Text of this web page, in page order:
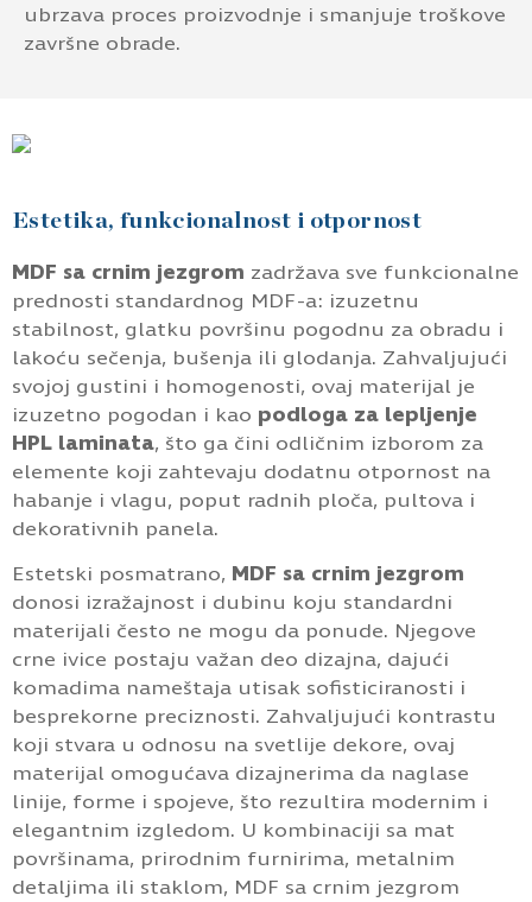
ubrzava proces proizvodnje i smanjuje troškove
završne obrade.
Estetika, funkcionalnost i otpornost
MDF sa crnim jezgrom zadržava sve funkcionalne
prednosti standardnog MDF-a: izuzetnu
stabilnost, glatku površinu pogodnu za obradu i
lakoću sečenja, bušenja ili glodanja. Zahvaljujući
svojoj gustini i homogenosti, ovaj materijal je
izuzetno pogodan i kao podloga za lepljenje
HPL laminata, što ga čini odličnim izborom za
elemente koji zahtevaju dodatnu otpornost na
habanje i vlagu, poput radnih ploča, pultova i
dekorativnih panela.
Estetski posmatrano, MDF sa crnim jezgrom
donosi izražajnost i dubinu koju standardni
materijali često ne mogu da ponude. Njegove
crne ivice postaju važan deo dizajna, dajući
komadima nameštaja utisak sofisticiranosti i
besprekorne preciznosti. Zahvaljujući kontrastu
koji stvara u odnosu na svetlije dekore, ovaj
materijal omogućava dizajnerima da naglase
linije, forme i spojeve, što rezultira modernim i
elegantnim izgledom. U kombinaciji sa mat
površinama, prirodnim furnirima, metalnim
detaljima ili staklom, MDF sa crnim jezgrom